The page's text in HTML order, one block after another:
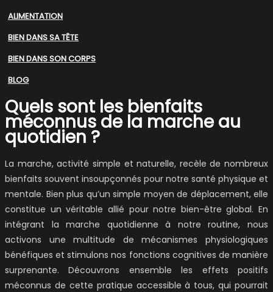
ALIMENTATION
BIEN DANS SA TÊTE
BIEN DANS SON CORPS
BLOG
Quels sont les bienfaits
méconnus de la marche au
quotidien ?
La marche, activité simple et naturelle, recèle de nombreux
bienfaits souvent insoupçonnés pour notre santé physique et
mentale. Bien plus qu’un simple moyen de déplacement, elle
constitue un véritable allié pour notre bien-être global. En
intégrant la marche quotidienne à notre routine, nous
activons une multitude de mécanismes physiologiques
bénéfiques et stimulons nos fonctions cognitives de manière
surprenante. Découvrons ensemble les effets positifs
méconnus de cette pratique accessible à tous, qui pourrait